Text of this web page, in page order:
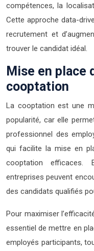
compétences, la
Cette approche data-
recrutement et
trouver le candidat idéal.
Mise en place
cooptation
La cooptation est une
popularité, car elle
professionnel des
qui facilite la mise en
cooptation efficaces.
entreprises peuvent
des candidats qualifiés
Pour maximiser
essentiel de mettre en
employés participants,